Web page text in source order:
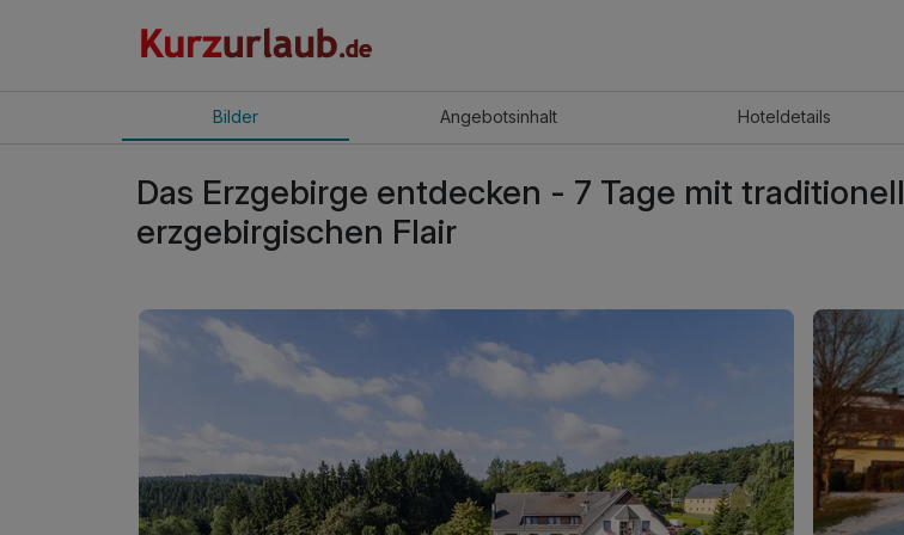
Bilder Angebotsinhalt Hoteldetails
Das Erzgebirge entdecken - 7 Tage mit traditionell
erzgebirgischen Flair